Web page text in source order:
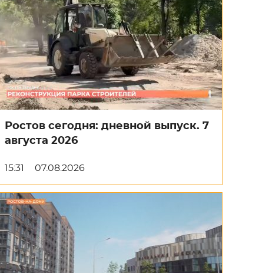
Ростов сегодня: дневной выпуск. 7
августа 2026
15:31 07.08.2026